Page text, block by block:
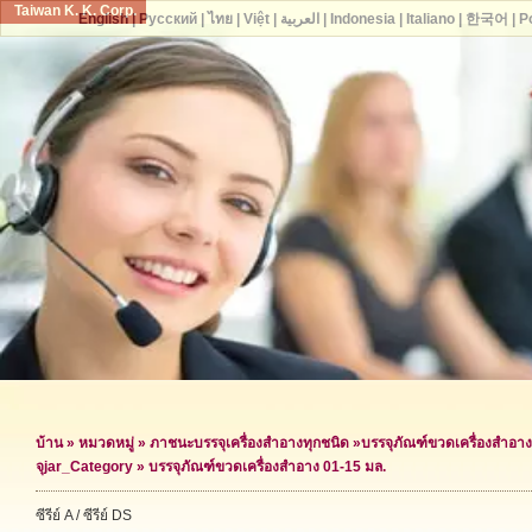
Taiwan K. K. Corp.
บ้าน» หมวดหมู่ » ภาชนะบรรจุเครื่องสำอางทุกชนิด »บรรจุภัณฑ์ขวดเครื่องสำอาง
จุjar_Category » บรรจุภัณฑ์ขวดเครื่องสำอาง 01-15 มล.
ซีรีย์ A / ซีรีย์ DS
English| Русский| ไทย| Việt| العربية Indonesia| Italiano| 한국어